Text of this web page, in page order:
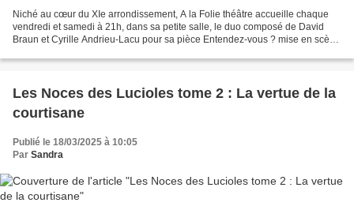
Niché au cœur du XIe arrondissement, A la Folie théâtre accueille chaque
vendredi et samedi à 21h, dans sa petite salle, le duo composé de David
Braun et Cyrille Andrieu-Lacu pour sa pièce Entendez-vous ? mise en scène
Les Noces des Lucioles tome 2 : La vertue de la
courtisane
Publié le 18/03/2025 à 10:05
Par Sandra